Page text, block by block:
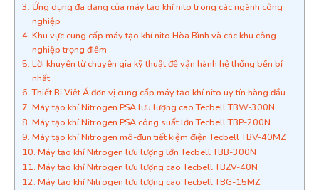
Ứng dụng đa dạng của máy tạo khí nito trong các ngành công
nghiệp
Khu vực cung cấp máy tạo khí nito Hòa Bình và các khu công
nghiệp trọng điểm
Lời khuyên từ chuyên gia kỹ thuật để vận hành hệ thống bền bỉ
nhất
Thiết Bị Việt Á đơn vị cung cấp máy tạo khí nito uy tín hàng đầu
Máy tạo khí Nitrogen PSA lưu lượng cao Tecbell TBW-300N
Máy tạo khí Nitrogen PSA công suất lớn Tecbell TBP-200N
Máy tạo khí Nitrogen mô-đun tiết kiệm điện Tecbell TBV-40MZ
Máy tạo khí Nitrogen lưu lượng lớn Tecbell TBB-300N
Máy tạo khí Nitrogen lưu lượng cao Tecbell TBZV-40N
Máy tạo khí Nitrogen lưu lượng cao Tecbell TBG-15MZ